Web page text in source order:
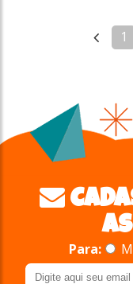
1
Para: